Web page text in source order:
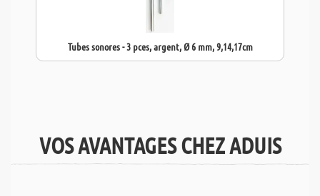
Tubes sonores - 3 pces, argent, Ø 6 mm, 9,14,17cm
VOS AVANTAGES CHEZ ADUIS